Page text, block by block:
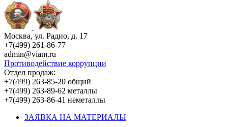
Москва, ул. Радио, д. 17
+7(499) 261-86-77
admin@viam.ru
Противодействие коррупции
Отдел продаж:
+7(499) 263-85-20 общий
+7(499) 263-89-62 металлы
+7(499) 263-86-41 неметаллы
ЗАЯВКА НА МАТЕРИАЛЫ